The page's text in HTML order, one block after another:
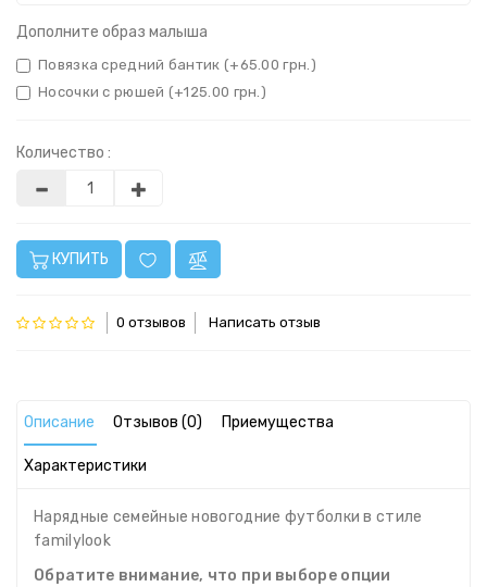
Дополните образ малыша
Повязка средний бантик (+65.00 грн.)
Носочки с рюшей (+125.00 грн.)
Количество :
КУПИТЬ
0 отзывов Написать отзыв
Описание Отзывов (0) Приемущества
Характеристики
Нарядные семейные новогодние футболки в стиле
familylook
Обратите внимание, что при выборе опции